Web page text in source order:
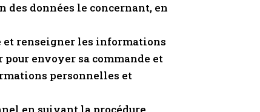
des données le concernant, en
et renseigner les informations
envoyer sa commande et
personnelles et